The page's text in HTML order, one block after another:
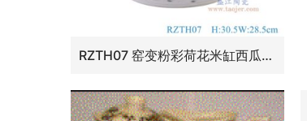
RZTH07 窑变粉彩荷花米缸西瓜缸， 高30.5直径28.5口径底径20.5重量7.25KG